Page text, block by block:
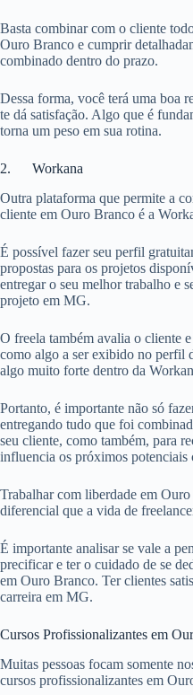
Basta combinar com o cliente
Ouro Branco e cumprir
combinado dentro do prazo.
Dessa forma, você terá uma boa
te dá satisfação. Algo que é
torna um peso em sua rotina.
2. Workana
Outra plataforma que permite a
cliente em Ouro Branco é a
É possível fazer seu perfil
propostas para os projetos
entregar o seu melhor trabalho e
projeto em MG.
O freela também avalia o cliente
como algo a ser exibido no perfil
algo muito forte dentro da
Portanto, é importante não só
entregando tudo que foi
seu cliente, como também, para
influencia os próximos potenciais
Trabalhar com liberdade em
diferencial que a vida de
É importante analisar se vale a
precificar e ter o cuidado de se
em Ouro Branco. Ter clientes
carreira em MG.
Cursos Profissionalizantes em
Muitas pessoas focam somente
cursos profissionalizantes em